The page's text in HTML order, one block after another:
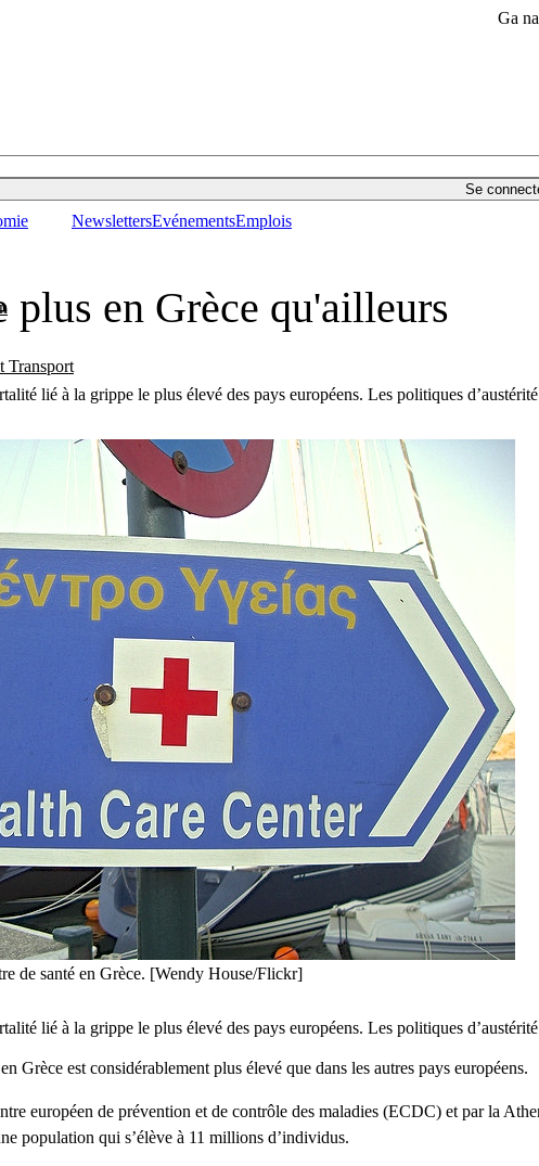
Ga
Se
Transport
NewslettersEvénementsEmplois
plus en Grèce qu'ailleurs
lié à la grippe le plus élevé des pays européens. Les politiques
de santé en Grèce. [Wendy House/Flickr]
lié à la grippe le plus élevé des pays européens. Les politiques
Grèce est considérablement plus élevé que dans les autres pays européens.
européen de prévention et de contrôle des maladies (ECDC) et par la
population qui s’élève à 11 millions d’individus.